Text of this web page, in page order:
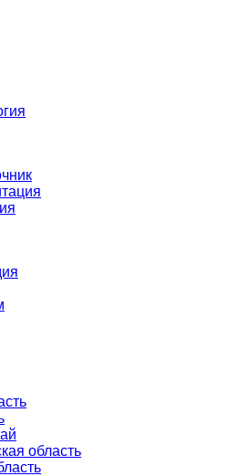
область